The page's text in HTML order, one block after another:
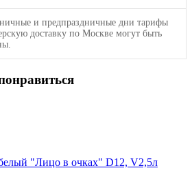
и предпраздничные дни тарифы
доставку по Москве могут быть
"Лицо в очках" D12, V2,5л